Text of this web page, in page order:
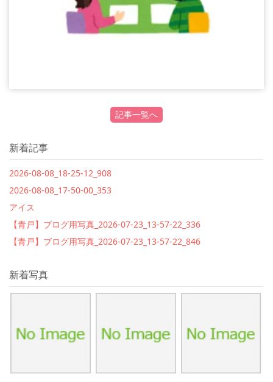
記事一覧へ
新着記事
2026-08-08_18-25-12_908
2026-08-08_17-50-00_353
アイス
【青戸】ブログ用写真_2026-07-23_13-57-22_336
【青戸】ブログ用写真_2026-07-23_13-57-22_846
新着写真